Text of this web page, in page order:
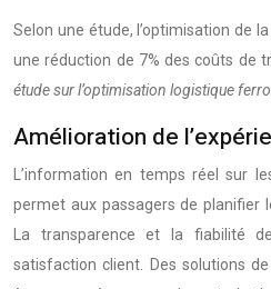
Selon une étude, l’optimisation de
une réduction de 7% des coûts de
étude sur l’optimisation logistique
Amélioration de
L’information en temps réel sur
permet aux passagers de planifier
La transparence et la fiabilité
satisfaction client. Des solutions